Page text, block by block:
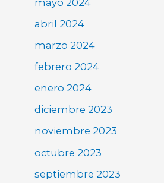
abril 2024
marzo 2024
febrero 2024
enero 2024
diciembre 2023
noviembre 2023
octubre 2023
septiembre 2023